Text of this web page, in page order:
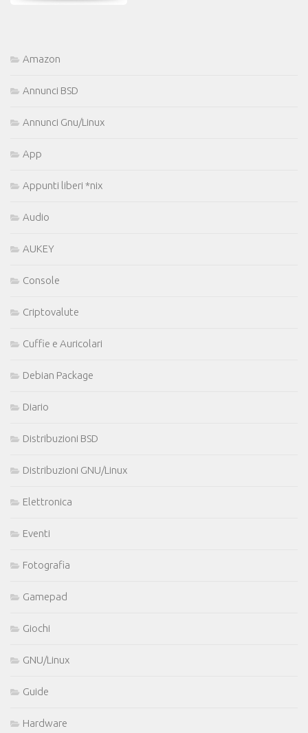
Amazon
Annunci BSD
Annunci Gnu/Linux
App
Appunti liberi *nix
Audio
AUKEY
Console
Criptovalute
Cuffie e Auricolari
Debian Package
Diario
Distribuzioni BSD
Distribuzioni GNU/Linux
Elettronica
Eventi
Fotografia
Gamepad
Giochi
GNU/Linux
Guide
Hardware